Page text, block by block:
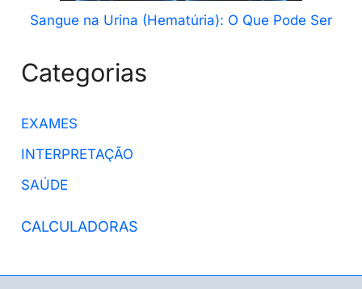
Sangue na Urina (Hematúria): O Que Pode Ser
Categorias
EXAMES
INTERPRETAÇÃO
SAÚDE
CALCULADORAS